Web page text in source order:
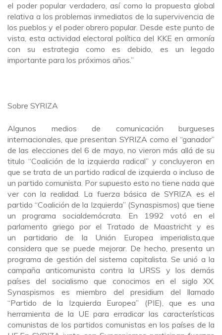
el poder popular verdadero, así como la propuesta global
relativa a los problemas inmediatos de la supervivencia de
los pueblos y el poder obrero popular. Desde este punto de
vista, esta actividad electoral política del KKE en armonía
con su estrategia como es debido, es un legado
importante para los próximos años.”
Sobre SYRIZA
Algunos medios de comunicación burgueses
internacionales, que presentan SYRIZA como el “ganador”
de las elecciones del 6 de mayo, no vieron más allá de su
titulo “Coalición de la izquierda radical” y concluyeron en
que se trata de un partido radical de izquierda o incluso de
un partido comunista. Por supuesto esto no tiene nada que
ver con la realidad. La fuerza básica de SYRIZA es el
partido “Coalición de la Izquierda” (Synaspismos) que tiene
un programa socialdemócrata. En 1992 votó en el
parlamento griego por el Tratado de Maastricht y es
un partidario de la Unión Europea imperialista,que
considera que se puede mejorar. De hecho, presenta un
programa de gestión del sistema capitalista. Se unió a la
campaña anticomunista contra la URSS y los demás
países del socialismo que conocimos en el siglo XX.
Synaspismos es miembro del presidium del llamado
“Partido de la Izquierda Europea” (PIE), que es una
herramienta de la UE para erradicar las características
comunistas de los partidos comunistas en los países de la